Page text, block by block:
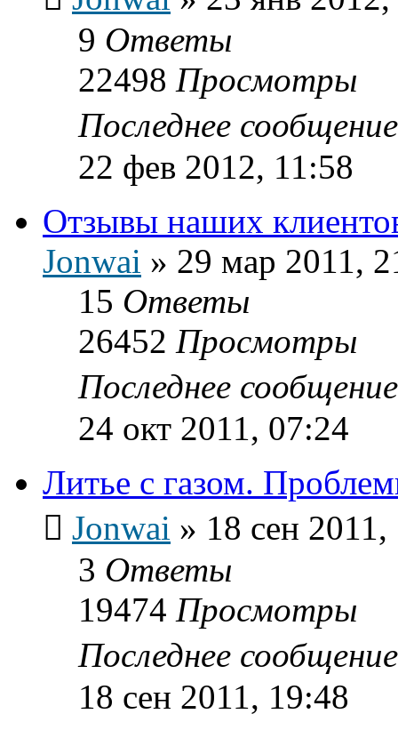
9 Ответы
22498 Просмотры
Последнее
22 фев 2012, 11:58
Отзывы наших
Jonwai » 29 мар 2011,
15 Ответы
26452 Просмотры
Последнее
24 окт 2011, 07:24
Литье с газом.
Jonwai » 18 сен
3 Ответы
19474 Просмотры
Последнее
18 сен 2011, 19:48